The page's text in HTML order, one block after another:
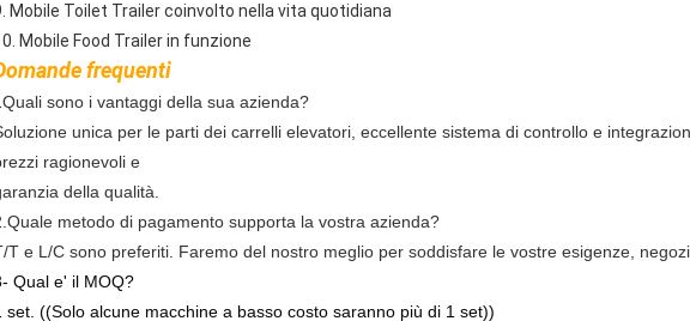
Mobile Toilet Trailer coinvolto nella vita quotidiana
Mobile Food Trailer in funzione
frequenti
sono i vantaggi della sua azienda?
unica per le parti dei carrelli elevatori, eccellente sistema di controllo e
ragionevoli e
della qualità.
metodo di pagamento supporta la vostra azienda?
T e L/C sono preferiti. Faremo del nostro meglio per soddisfare le vostre esigenze,
Qual e' il MOQ?
set. ((Solo alcune macchine a basso costo saranno più di 1 set))